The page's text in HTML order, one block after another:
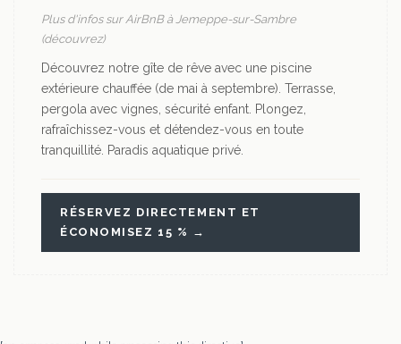
Plus d'infos sur AirBnB à Jemeppe-sur-Sambre
(découvrez)
Découvrez notre gîte de rêve avec une piscine
extérieure chauffée (de mai à septembre). Terrasse,
pergola avec vignes, sécurité enfant. Plongez,
rafraîchissez-vous et détendez-vous en toute
tranquillité. Paradis aquatique privé.
RÉSERVEZ DIRECTEMENT ET
ÉCONOMISEZ 15 % →